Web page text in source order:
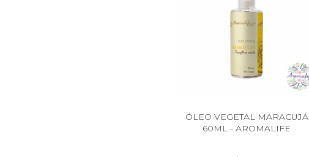
ÓLEO VEGETAL MARACUJÁ
60ML - AROMALIFE